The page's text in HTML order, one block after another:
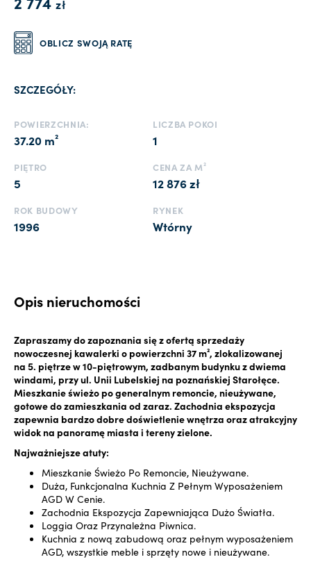
zł
OBLICZ SWOJĄ RATĘ
SZCZEGÓŁY:
POWIERZCHNIA:
37.20 m²
LICZBA POKOI
1
PIĘTRO
5
CENA ZA M²
12 876 zł
ROK BUDOWY
1996
RYNEK
Wtórny
Opis nieruchomości
Zapraszamy do zapoznania się z ofertą sprzedaży
nowoczesnej kawalerki o powierzchni 37 m², zlokalizowanej
na 5. piętrze w 10-piętrowym, zadbanym budynku z dwiema
windami, przy ul. Unii Lubelskiej na poznańskiej Starołęce.
Mieszkanie świeżo po generalnym remoncie, nieużywane,
gotowe do zamieszkania od zaraz. Zachodnia ekspozycja
zapewnia bardzo dobre doświetlenie wnętrza oraz atrakcyjny
widok na panoramę miasta i tereny zielone.
Najważniejsze atuty:
Mieszkanie Świeżo Po Remoncie, Nieużywane.
Duża, Funkcjonalna Kuchnia Z Pełnym Wyposażeniem
AGD W Cenie.
Zachodnia Ekspozycja Zapewniająca Dużo Światła.
Loggia Oraz Przynależna Piwnica.
Kuchnia z nową zabudową oraz pełnym wyposażeniem
AGD, wszystkie meble i sprzęty nowe i nieużywane.